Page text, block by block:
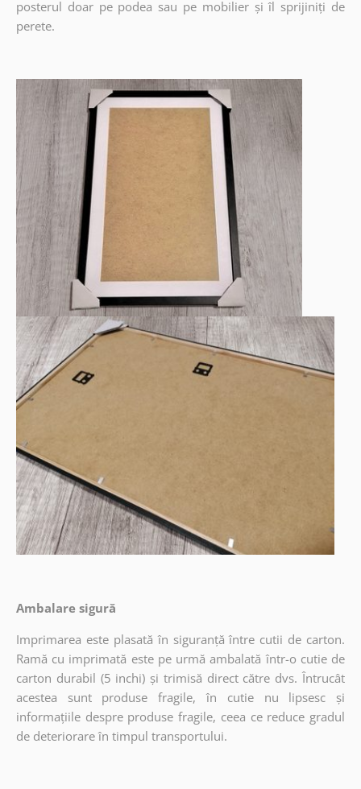
posterul doar pe podea sau pe mobilier și îl sprijiniți de
perete.
Ambalare sigură
Imprimarea este plasată în siguranță între cutii de carton.
Ramă cu imprimată este pe urmă ambalată într-o cutie de
carton durabil (5 inchi) și trimisă direct către dvs. Întrucât
acestea sunt produse fragile, în cutie nu lipsesc și
informațiile despre produse fragile, ceea ce reduce gradul
de deteriorare în timpul transportului.